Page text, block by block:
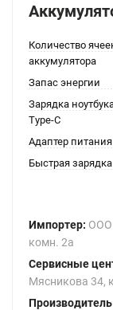
Количество
аккумулятора
Запас энергии
Зарядка
Type-C
Адаптер питания
Быстрая зарядка
Импортер: ООО
комн. 2а
Сервисные
Мясникова 34,